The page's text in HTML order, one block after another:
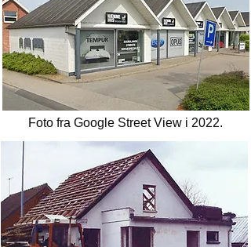
Foto fra Google Street View i 2022.